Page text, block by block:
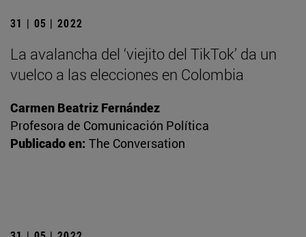
31 | 05 | 2022
La avalancha del ‘viejito del TikTok’ da un
vuelco a las elecciones en Colombia
Carmen Beatriz Fernández
Profesora de Comunicación Política
Publicado en: The Conversation